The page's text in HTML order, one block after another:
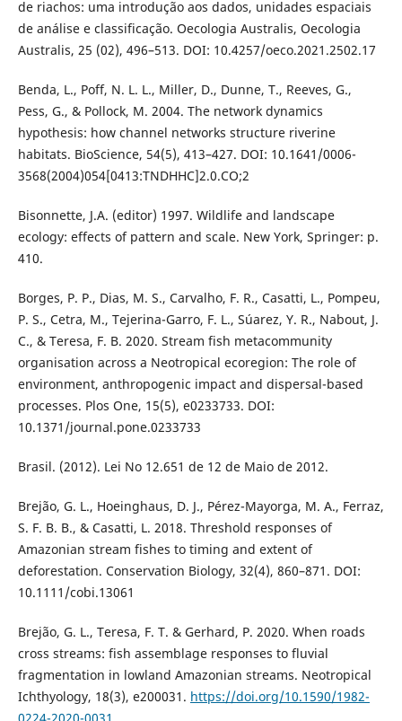
de riachos: uma introdução aos dados, unidades espaciais
de análise e classificação. Oecologia Australis, Oecologia
Australis, 25 (02), 496–513. DOI: 10.4257/oeco.2021.2502.17
Benda, L., Poff, N. L. L., Miller, D., Dunne, T., Reeves, G.,
Pess, G., & Pollock, M. 2004. The network dynamics
hypothesis: how channel networks structure riverine
habitats. BioScience, 54(5), 413–427. DOI: 10.1641/0006-
3568(2004)054[0413:TNDHHC]2.0.CO;2
Bisonnette, J.A. (editor) 1997. Wildlife and landscape
ecology: effects of pattern and scale. New York, Springer: p.
410.
Borges, P. P., Dias, M. S., Carvalho, F. R., Casatti, L., Pompeu,
P. S., Cetra, M., Tejerina-Garro, F. L., Súarez, Y. R., Nabout, J.
C., & Teresa, F. B. 2020. Stream fish metacommunity
organisation across a Neotropical ecoregion: The role of
environment, anthropogenic impact and dispersal-based
processes. Plos One, 15(5), e0233733. DOI:
10.1371/journal.pone.0233733
Brasil. (2012). Lei No 12.651 de 12 de Maio de 2012.
Brejão, G. L., Hoeinghaus, D. J., Pérez-Mayorga, M. A., Ferraz,
S. F. B. B., & Casatti, L. 2018. Threshold responses of
Amazonian stream fishes to timing and extent of
deforestation. Conservation Biology, 32(4), 860–871. DOI:
10.1111/cobi.13061
Brejão, G. L., Teresa, F. T. & Gerhard, P. 2020. When roads
cross streams: fish assemblage responses to fluvial
fragmentation in lowland Amazonian streams. Neotropical
Ichthyology, 18(3), e200031. https://doi.org/10.1590/1982-